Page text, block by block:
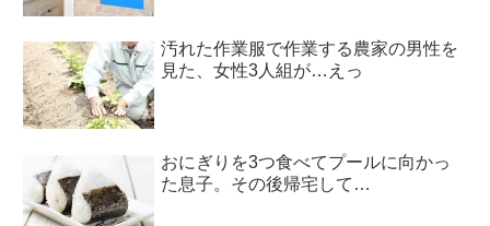
汚れた作業服で作業する農家の男性を
見た、女性3人組が…えっ
おにぎりを3つ食べてプールに向かっ
た息子。その後帰宅して…